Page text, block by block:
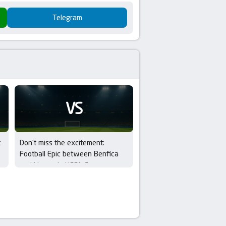
Telegram
VS
Don’t miss the excitement:
Football Epic between Benfica
and Hearts in UEFA Europa